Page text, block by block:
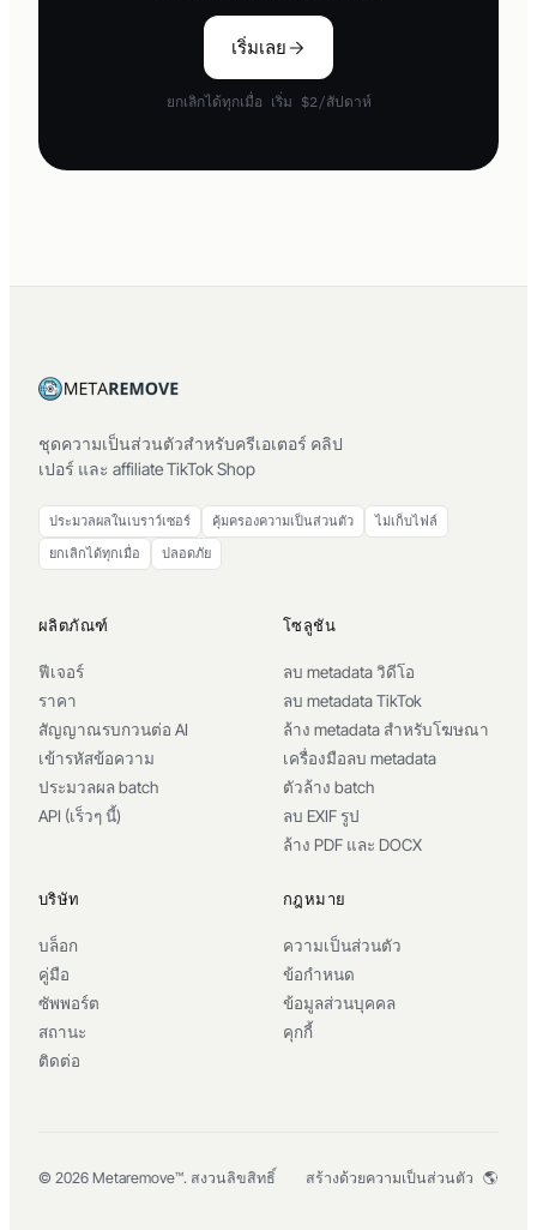
เริ่มเลย
ยกเลิกได้ทุกเมื่อ เริ่ม $2/สัปดาห์
ชุดความเป็นส่วนตัวสำหรับครีเอเตอร์ คลิป
เปอร์ และ affiliate TikTok Shop
ประมวลผลในเบราว์เซอร์ คุ้มครองความเป็นส่วนตัว
ไม่เก็บไฟล์
ยกเลิกได้ทุกเมื่อ
ปลอดภัย
ผลิตภัณฑ์
ฟีเจอร์
ราคา
สัญญาณรบกวนต่อ AI
เข้ารหัสข้อความ
ประมวลผล batch
API (เร็วๆ นี้)
โซลูชัน
ลบ metadata วิดีโอ
ลบ metadata TikTok
ล้าง metadata สำหรับโฆษณา
เครื่องมือลบ metadata
ตัวล้าง batch
ลบ EXIF รูป
ล้าง PDF และ DOCX
บริษัท
บล็อก
คู่มือ
ซัพพอร์ต
สถานะ
ติดต่อ
กฎหมาย
ความเป็นส่วนตัว
ข้อกำหนด
ข้อมูลส่วนบุคคล
คุกกี้
© 2026 Metaremove™. สงวนลิขสิทธิ์ สร้างด้วยความเป็นส่วนตัว 🌎